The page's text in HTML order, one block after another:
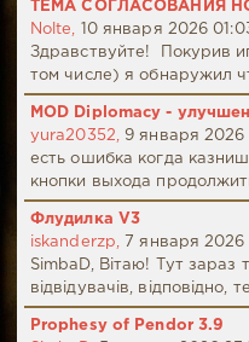
ТЕМА СОГЛАСОВАНИЯ
Nolte,
10 января 2026
Здравствуйте! Покурив
том числе) я обнаружил
MOD Diplomacy -
yura20352,
9 января 2026
есть ошибка когда
кнопки выхода
Флудилка V3
iskanderzp,
7 января 2026
SimbaD, Вітаю! Тут зараз
відвідувачів, відповідно,
Prophesy of Pendor 3.9